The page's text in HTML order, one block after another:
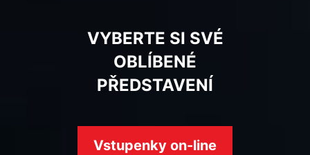
VYBERTE SI SVÉ
OBLÍBENÉ
PŘEDSTAVENÍ
Vstupenky on-line